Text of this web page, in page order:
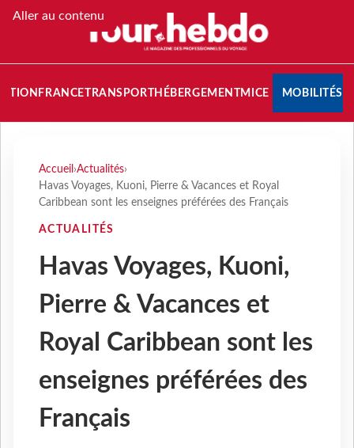
Aller au contenu
FRANCETRANSPORT HÉBERGEMENTMICE MOBILITÉS
Accueil ›Actualités›
Havas Voyages, Kuoni, Pierre & Vacances et Royal
Caribbean sont les enseignes préférées des Français
ACTUALITÉS
Havas Voyages, Kuoni,
Pierre & Vacances et
Royal Caribbean sont les
enseignes préférées des
Français